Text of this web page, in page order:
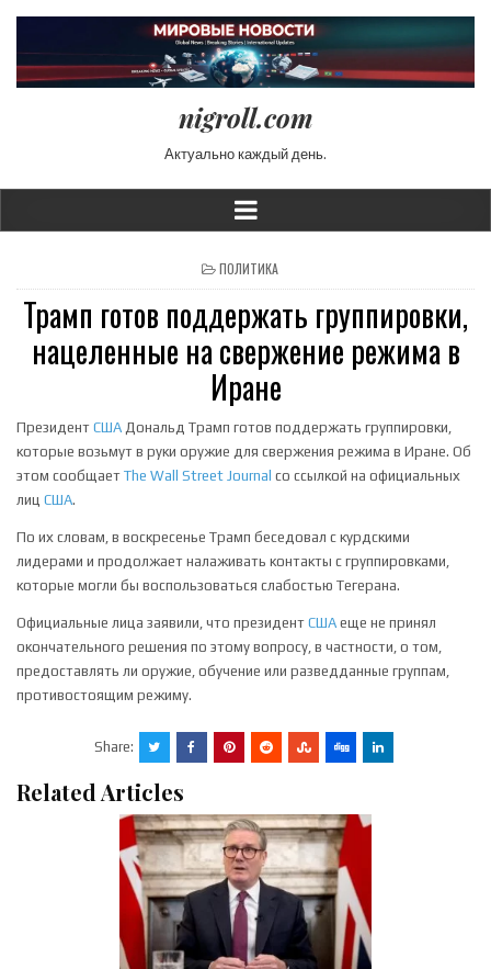
nigroll.com
Актуально каждый день.
POSTED IN
ПОЛИТИКА
Трамп готов поддержать группировки,
нацеленные на свержение режима в
Иране
Президент США Дональд Трамп готов поддержать группировки,
которые возьмут в руки оружие для свержения режима в Иране. Об
этом сообщает The Wall Street Journal со ссылкой на официальных
лиц США.
По их словам, в воскресенье Трамп беседовал с курдскими
лидерами и продолжает налаживать контакты с группировками,
которые могли бы воспользоваться слабостью Тегерана.
Официальные лица заявили, что президент США еще не принял
окончательного решения по этому вопросу, в частности, о том,
предоставлять ли оружие, обучение или разведданные группам,
противостоящим режиму.
Share:
Related Articles